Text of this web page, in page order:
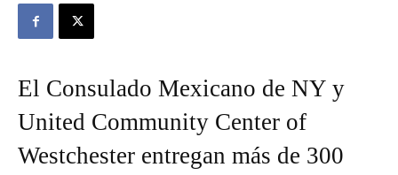
El Consulado Mexicano de NY y
United Community Center of
Westchester entregan más de 300